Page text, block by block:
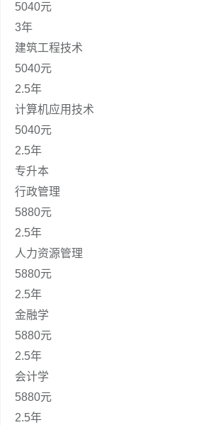
5040元
3年
建筑工程技术
5040元
2.5年
计算机应用技术
5040元
2.5年
专升本
行政管理
5880元
2.5年
人力资源管理
5880元
2.5年
金融学
5880元
2.5年
会计学
5880元
2.5年